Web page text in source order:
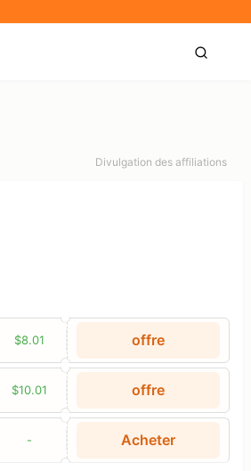
Divulgation des affiliations
$8.01 offre
$10.01 offre
- Acheter